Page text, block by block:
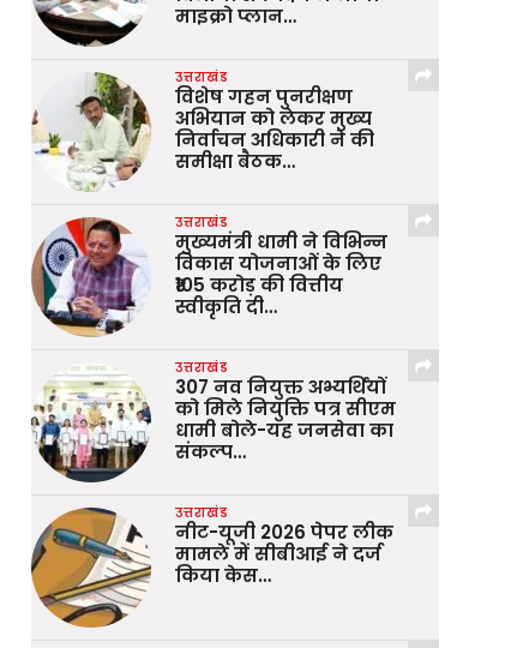
माइक्रो प्लान…
उत्तराखंड
विशेष गहन पुनरीक्षण
अभियान को लेकर मुख्य
निर्वाचन अधिकारी ने की
समीक्षा बैठक…
उत्तराखंड
मुख्यमंत्री धामी ने विभिन्न
विकास योजनाओं के लिए
₹105 करोड़ की वित्तीय
स्वीकृति दी…
उत्तराखंड
307 नव नियुक्त अभ्यर्थियों
को मिले नियुक्ति पत्र सीएम
धामी बोले-यह जनसेवा का
संकल्प…
उत्तराखंड
नीट-यूजी 2026 पेपर लीक
मामले में सीबीआई ने दर्ज
किया केस…